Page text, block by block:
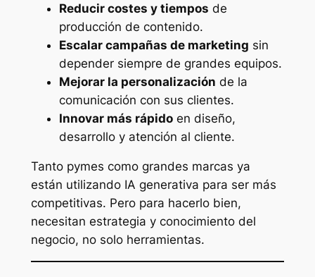
Reducir costes y tiempos de
producción de contenido.
Escalar campañas de marketing sin
depender siempre de grandes equipos.
Mejorar la personalización de la
comunicación con sus clientes.
Innovar más rápidoen diseño,
desarrollo y atención al cliente.
Tanto pymes como grandes marcas ya
están utilizando IA generativa para ser más
competitivas. Pero para hacerlo bien,
necesitan estrategia y conocimiento del
negocio, no solo herramientas.